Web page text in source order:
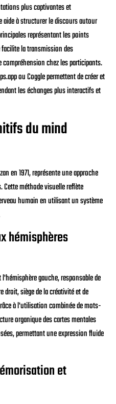
plus captivantes et
aide à structurer le discours autour
représentant les points
la transmission des
chez les participants.
ou Coggle permettent de créer et
les échanges plus interactifs et
du mind
en 1971, représente une approche
méthode visuelle reflète
humain en utilisant un système
hémisphères
gauche, responsable de
droit, siège de la créativité et de
à l'utilisation combinée de mots-
organique des cartes mentales
permettant une expression fluide
et